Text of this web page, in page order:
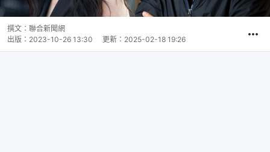
撰文： 聯合新聞網
出版： 2023-10-26 13:30 更新： 2025-02-18 19:26